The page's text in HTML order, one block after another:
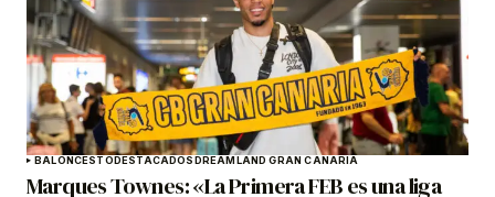
BALONCESTODESTACADOSDREAMLAND GRAN CANARIA
Marques Townes: «La Primera FEB es una liga